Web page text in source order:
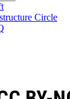
Circle